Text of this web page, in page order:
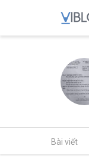
Bài viết